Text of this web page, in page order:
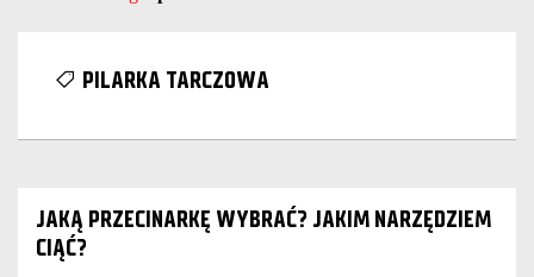
PILARKA TARCZOWA
JAKĄ PRZECINARKĘ WYBRAĆ? JAKIM NARZĘDZIEM
CIĄĆ?